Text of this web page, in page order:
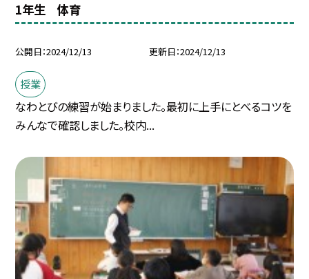
1年生 体育
公開日 2024/12/13 更新日 2024/12/13
授業
なわとびの練習が始まりました。最初に上手にとべるコツを
みんなで確認しました。校内...